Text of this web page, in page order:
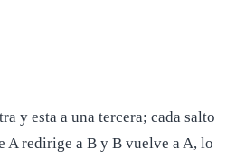
y esta a una tercera; cada salto
A redirige a B y B vuelve a A, lo